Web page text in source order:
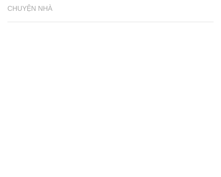
CHUYỆN NHÀ